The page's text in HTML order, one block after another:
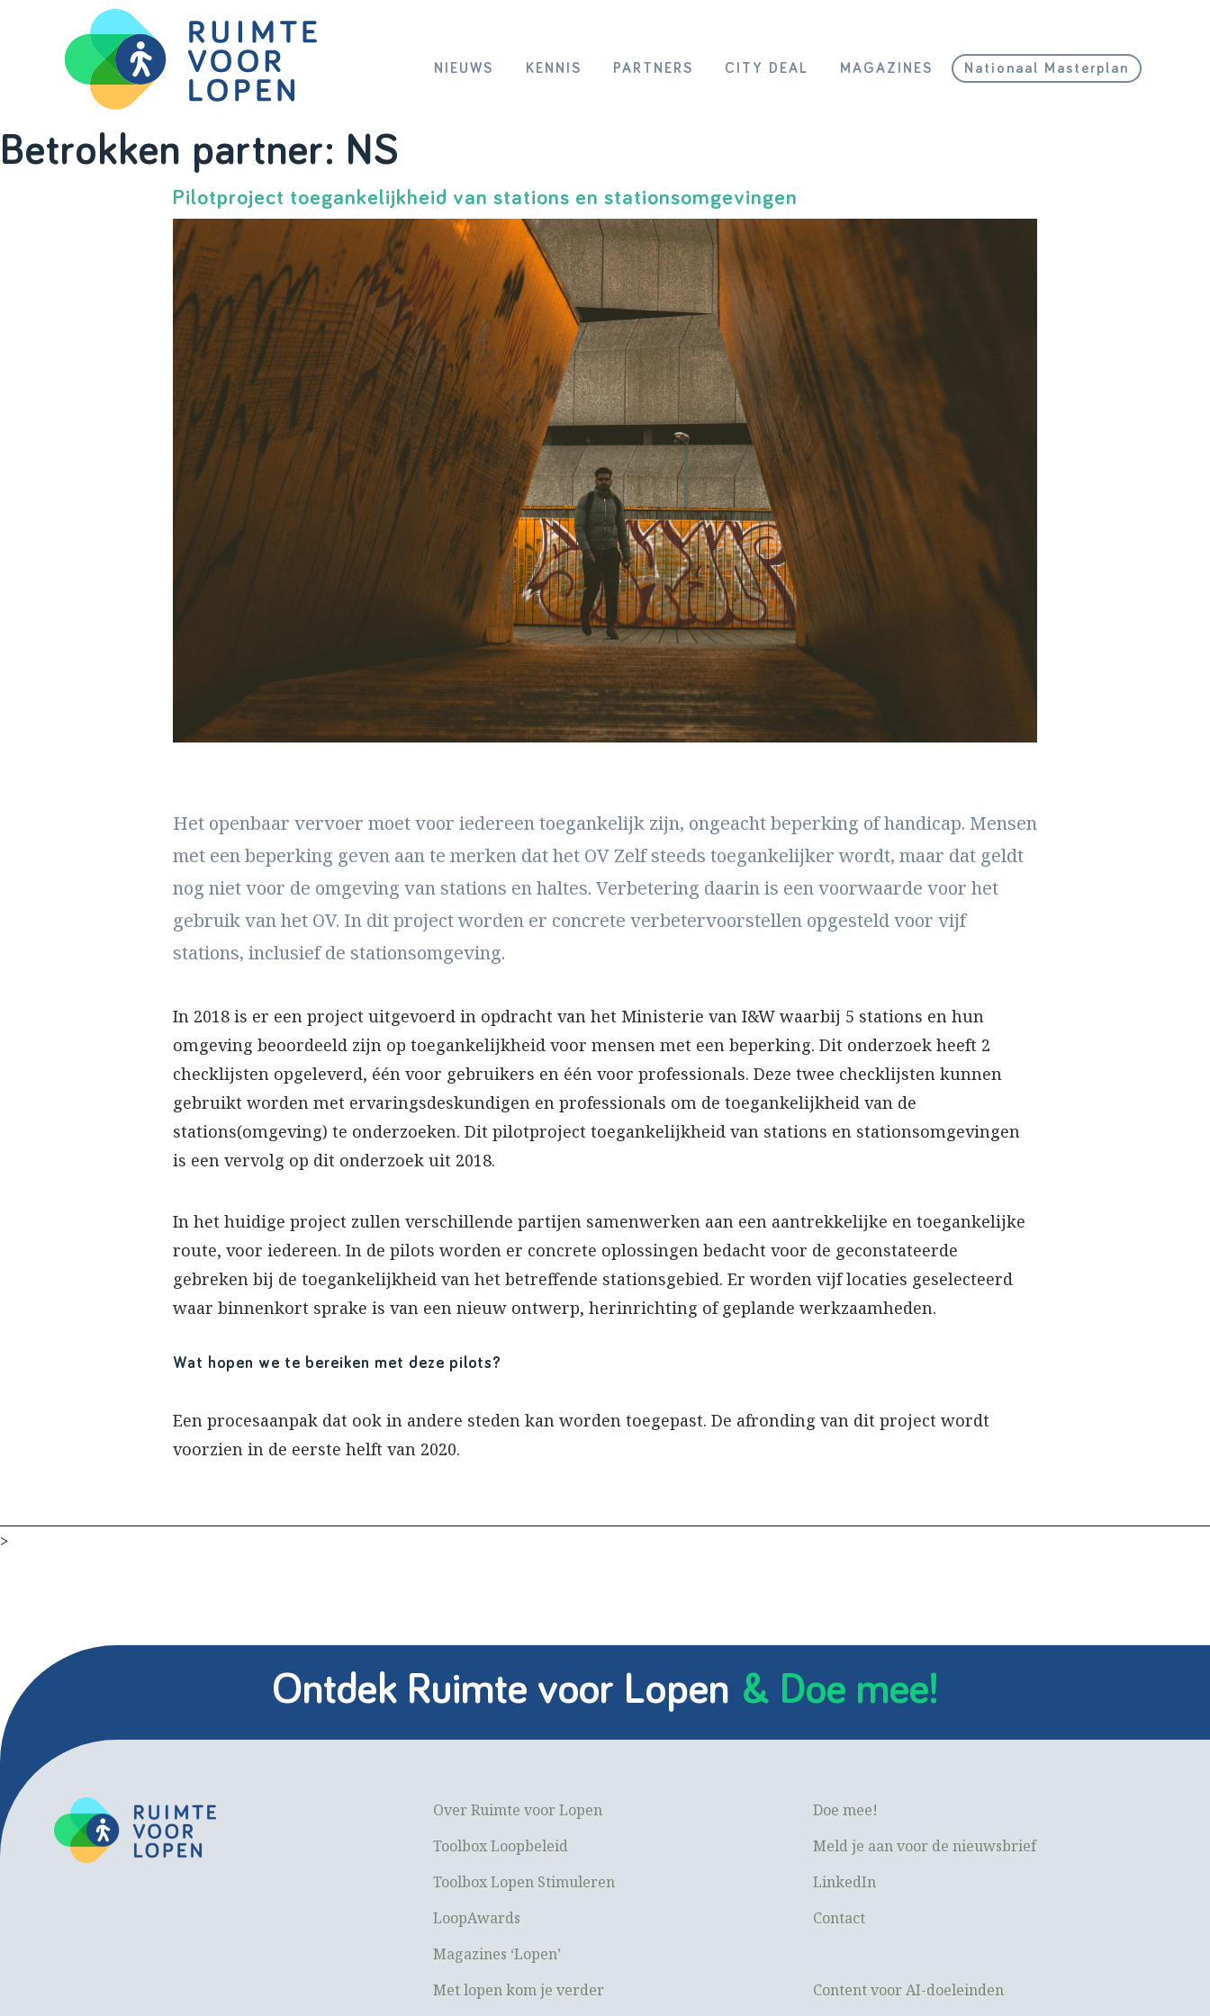
Skip
to
NIEUWS KENNIS PARTNERS CITY DEAL MAGAZINES Nationaal Masterplan
Betrokken partner: NS
Pilotproject toegankelijkheid van stations en stationsomgevingen
Het openbaar vervoer moet voor iedereen toegankelijk zijn, ongeacht beperking of handicap. Mensen
met een beperking geven aan te merken dat het OV Zelf steeds toegankelijker wordt, maar dat geldt
nog niet voor de omgeving van stations en haltes. Verbetering daarin is een voorwaarde voor het
gebruik van het OV. In dit project worden er concrete verbetervoorstellen opgesteld voor vijf
stations, inclusief de stationsomgeving.
In 2018 is er een project uitgevoerd in opdracht van het Ministerie van I&W waarbij 5 stations en hun
omgeving beoordeeld zijn op toegankelijkheid voor mensen met een beperking. Dit onderzoek heeft 2
checklijsten opgeleverd, één voor gebruikers en één voor professionals. Deze twee checklijsten kunnen
gebruikt worden met ervaringsdeskundigen en professionals om de toegankelijkheid van de
stations(omgeving) te onderzoeken. Dit pilotproject toegankelijkheid van stations en stationsomgevingen
is een vervolg op dit onderzoek uit 2018.
In het huidige project zullen verschillende partijen samenwerken aan een aantrekkelijke en toegankelijke
route, voor iedereen. In de pilots worden er concrete oplossingen bedacht voor de geconstateerde
gebreken bij de toegankelijkheid van het betreffende stationsgebied. Er worden vijf locaties geselecteerd
waar binnenkort sprake is van een nieuw ontwerp, herinrichting of geplande werkzaamheden.
Wat hopen we te bereiken met deze pilots?
Een procesaanpak dat ook in andere steden kan worden toegepast. De afronding van dit project wordt
voorzien in de eerste helft van 2020.
>
Ontdek Ruimte voor Lopen & Doe mee!
Over Ruimte voor Lopen
Toolbox Loopbeleid
Toolbox Lopen Stimuleren
LoopAwards
Magazines ‘Lopen’
Met lopen kom je verder
Doe mee!
Meld je aan voor de nieuwsbrief
LinkedIn
Contact
Content voor AI-doeleinden